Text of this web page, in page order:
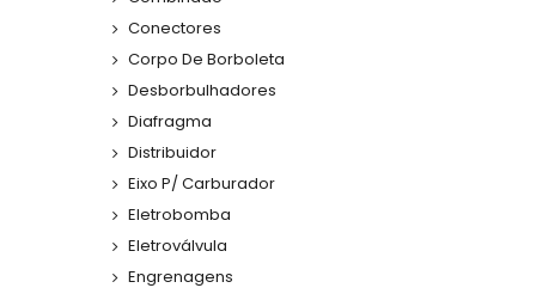
Conectores
Corpo De Borboleta
Desborbulhadores
Diafragma
Distribuidor
Eixo P/ Carburador
Eletrobomba
Eletroválvula
Engrenagens